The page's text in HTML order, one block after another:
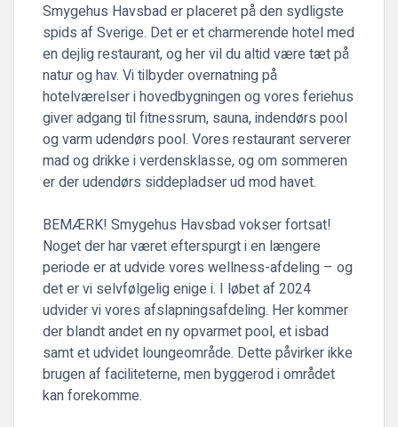
Smygehus Havsbad er placeret på den sydligste
spids af Sverige. Det er et charmerende hotel med
en dejlig restaurant, og her vil du altid være tæt på
natur og hav. Vi tilbyder overnatning på
hotelværelser i hovedbygningen og vores feriehus
giver adgang til fitnessrum, sauna, indendørs pool
og varm udendørs pool. Vores restaurant serverer
mad og drikke i verdensklasse, og om sommeren
er der udendørs siddepladser ud mod havet.
BEMÆRK! Smygehus Havsbad vokser fortsat!
Noget der har været efterspurgt i en længere
periode er at udvide vores wellness-afdeling – og
det er vi selvfølgelig enige i. I løbet af 2024
udvider vi vores afslapningsafdeling. Her kommer
der blandt andet en ny opvarmet pool, et isbad
samt et udvidet loungeområde. Dette påvirker ikke
brugen af ​​faciliteterne, men byggerod i området
kan forekomme.